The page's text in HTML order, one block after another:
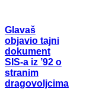
Glavaš
objavio tajni
dokument
SIS-a iz ’92 o
stranim
dragovoljcima